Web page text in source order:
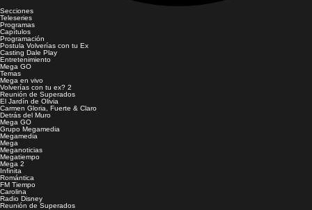
Secciones
Teleseries
Programas
Capítulos
Programación
Postula Volverías con tu Ex
Casting Dale Play
Entretenimiento
Mega GO
Temas
Mega en vivo
Volverías con tu ex? 2
Reunión de Superados
El Jardín de Olivia
Carmen Gloria, Fuerte & Claro
Detrás del Muro
Mega GO
Grupo Megamedia
Megamedia
Mega
Meganoticias
Megatiempo
Mega 2
Infinita
Romántica
FM Tiempo
Carolina
Radio Disney
Reunión de Superados